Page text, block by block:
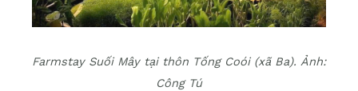
Farmstay Suối Mây tại thôn Tống Coói (xã Ba). Ảnh:
Công Tú